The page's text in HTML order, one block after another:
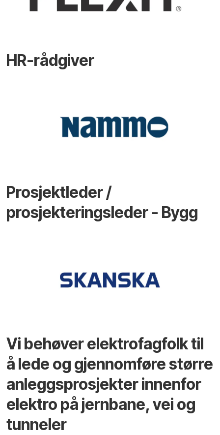
HR-rådgiver
Prosjektleder /
prosjekteringsleder - Bygg
Vi behøver elektrofagfolk til
å lede og gjennomføre større
anleggsprosjekter innenfor
elektro på jernbane, vei og
tunneler